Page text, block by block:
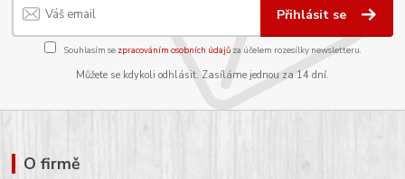
Přihlásit se
Souhlasím se zpracováním osobních údajůza účelem rozesílky newsletteru.
Můžete se kdykoli odhlásit. Zasíláme jednou za 14 dní.
O firmě